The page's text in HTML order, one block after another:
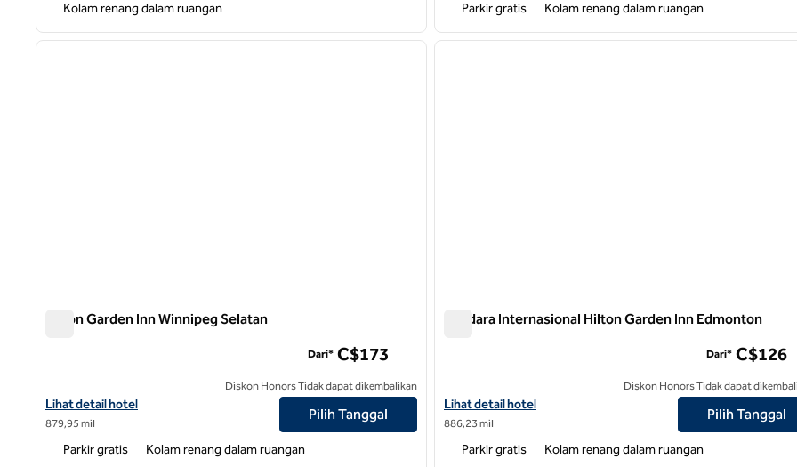
Kolam renang dalam ruangan Parkir gratis Kolam renang dalam ruangan
1 dari 9
gambar berikutnya
Hilton Garden Inn Winnipeg Selatan
Lihat detail hotel untuk Hilton Garden Inn Winnipeg South
Lihat detail hotel
879,95 mil
Dari* C$173
Diskon Honors Tidak dapat dikembalikan
Pilih Tanggal
Parkir gratis Kolam renang dalam ruangan
1 dari 12
Bandara Internasional Hilton Garden Inn Edmonton
Lihat detail hotel untuk Bandara Internasional Hilton Garden Inn
Lihat detail hotel
886,23 mil
Dari* C$126
Diskon Honors Tidak dapat
Pilih Tanggal
Parkir gratis Kolam renang dalam ruangan